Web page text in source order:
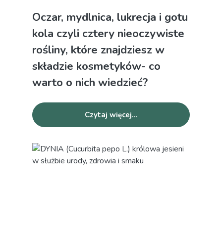
Oczar, mydlnica, lukrecja i gotu
kola czyli cztery nieoczywiste
rośliny, które znajdziesz w
składzie kosmetyków- co
warto o nich wiedzieć?
Czytaj więcej...